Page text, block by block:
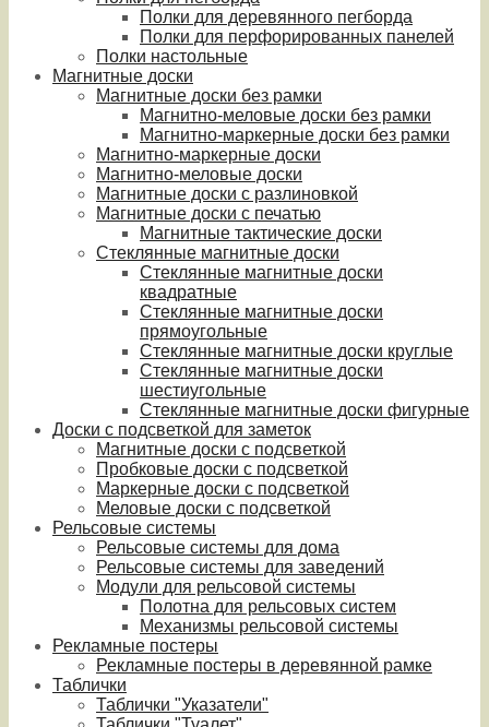
Полки для деревянного пегборда
Полки для перфорированных панелей
Полки настольные
Магнитные доски
Магнитные доски без рамки
Магнитно-меловые доски без рамки
Магнитно-маркерные доски без рамки
Магнитно-маркерные доски
Магнитно-меловые доски
Магнитные доски с разлиновкой
Магнитные доски с печатью
Магнитные тактические доски
Стеклянные магнитные доски
Стеклянные магнитные доски
квадратные
Стеклянные магнитные доски
прямоугольные
Стеклянные магнитные доски круглые
Стеклянные магнитные доски
шестиугольные
Стеклянные магнитные доски фигурные
Доски с подсветкой для заметок
Магнитные доски с подсветкой
Пробковые доски с подсветкой
Маркерные доски с подсветкой
Меловые доски с подсветкой
Рельсовые системы
Рельсовые системы для дома
Рельсовые системы для заведений
Модули для рельсовой системы
Полотна для рельсовых систем
Механизмы рельсовой системы
Рекламные постеры
Рекламные постеры в деревянной рамке
Таблички
Таблички "Указатели"